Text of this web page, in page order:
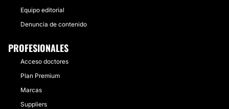
Equipo editorial
Denuncia de contenido
PROFESIONALES
Acceso doctores
Plan Premium
Marcas
Suppliers